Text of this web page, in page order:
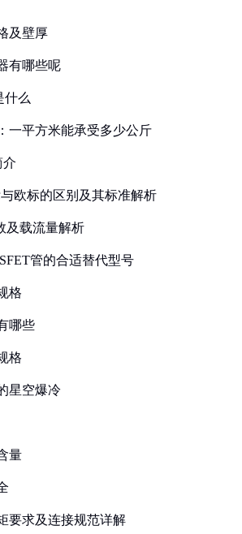
及壁厚
有哪些呢
什么
一平方米能承受多少公斤
介
欧标的区别及其标准解析
及载流量解析
管的合适替代型号
格
哪些
格
星空爆冷
量
要求及连接规范详解